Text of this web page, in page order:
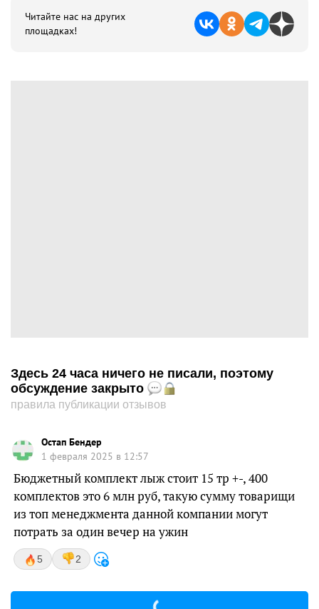
Читайте нас на других
площадках!
Здесь 24 часа ничего не писали, поэтому
обсуждение закрыто
правила публикации отзывов
Остап Бендер
1 февраля 2025 в 12:57
Бюджетный комплект лыж стоит 15 тр +-, 400
комплектов это 6 млн руб, такую сумму товарищи
из топ менеджмента данной компании могут
потрать за один вечер на ужин
5 2